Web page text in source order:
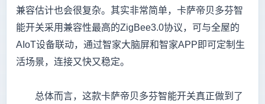
兼容估计也会很复杂。其实非常简单，卡萨帝贝多芬智
能开关采用兼容性最高的ZigBee3.0协议，可与全屋的
AIoT设备联动，通过智家大脑屏和智家APP即可定制生
活场景，连接又快又稳定。
总体而言，这款卡萨帝贝多芬智能开关真正做到了